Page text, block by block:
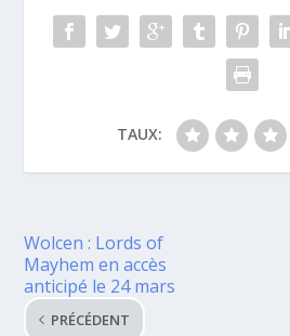
TAUX:
Wolcen : Lords of
Mayhem en accès
anticipé le 24 mars
PRÉCÉDENT